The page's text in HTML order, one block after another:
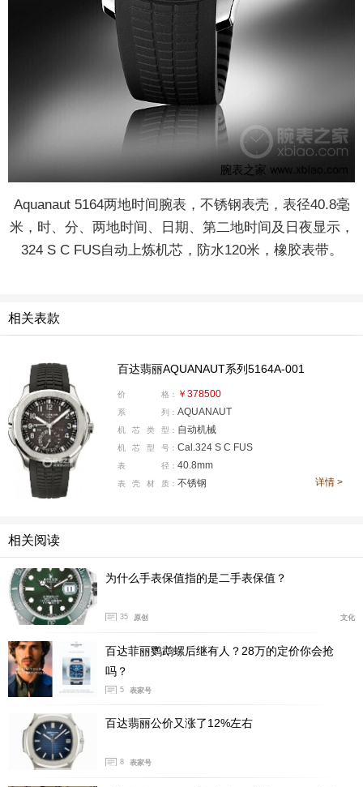
Aquanaut 5164两地时间腕表，不锈钢表壳，表径40.8毫
米，时、分、两地时间、日期、第二地时间及日夜显示，
324 S C FUS自动上炼机芯，防水120米，橡胶表带。
相关表款
百达翡丽AQUANAUT系列5164A-001
价 格： ￥378500
系 列： AQUANAUT
机 芯 类 型： 自动机械
机 芯 型 号： Cal.324 S C FUS
表 径： 40.8mm
表 壳 材 质： 不锈钢 详情 >
相关阅读
为什么手表保值指的是二手表保值？
35 原创 文化
百达菲丽鹦鹉螺后继有人？28万的定价你会抢
吗？
5 表家号
百达翡丽公价又涨了12%左右
8 表家号